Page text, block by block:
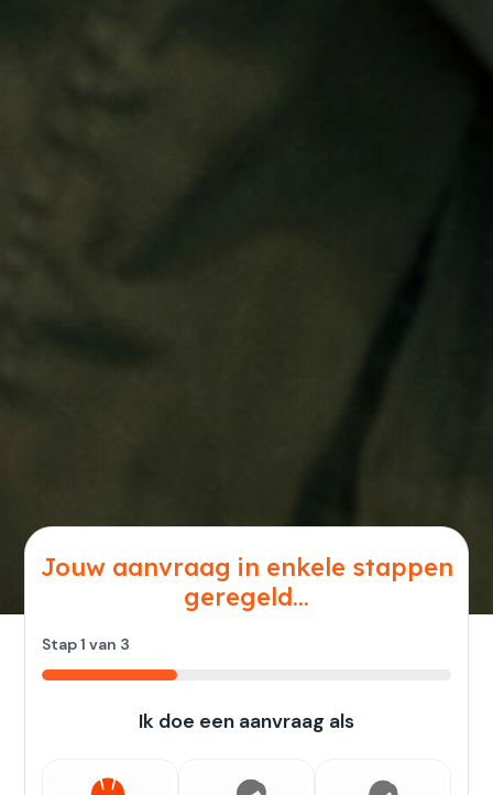
Jouw aanvraag in enkele stappen
geregeld...
Stap1 van 3
33%
Ik doe een aanvraag als